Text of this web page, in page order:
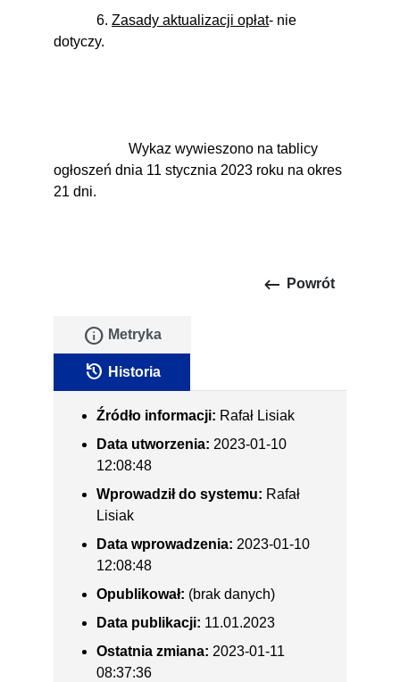
6. Zasady aktualizacji opłat- nie
dotyczy.
Wykaz wywieszono na tablicy
ogłoszeń dnia 11 stycznia 2023 roku na okres
21 dni.
keyboard_backspace Powrót
info Metryka
history Historia
Źródło informacji: Rafał Lisiak
Data utworzenia: 2023-01-10
12:08:48
Wprowadził do systemu: Rafał
Lisiak
Data wprowadzenia: 2023-01-10
12:08:48
Opublikował: (brak danych)
Data publikacji: 11.01.2023
Ostatnia zmiana: 2023-01-11
08:37:36